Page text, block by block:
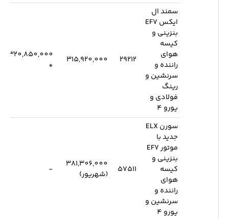
سمند ال
ایکس EF7
بنزینی و
کیسه
هوای
راننده و
سرنشین و
رینگ
فولادی و
یورو 4
29212
315,920,000
320,850,000
*
سورن ELX
جدید با
موتور EF7
بنزینی و
کیسه
هوای
راننده و
سرنشین و
یورو 4
57511
381,306,000
(شهریور)
-